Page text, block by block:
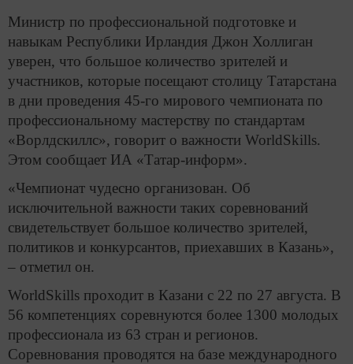
Министр по профессиональной подготовке и
навыкам Республики Ирландия Джон Холлиган
уверен, что большое количество зрителей и
участников, которые посещают столицу Татарстана
в дни проведения 45-го мирового чемпионата по
профессиональному мастерству по стандартам
«Ворлдскиллс», говорит о важности WorldSkills.
Этом сообщает ИА «Татар-информ».
«Чемпионат чудесно организован. Об
исключительной важности таких соревнований
свидетельствует большое количество зрителей,
политиков и конкурсантов, приехавших в Казань»,
– отметил он.
WorldSkills проходит в Казани с 22 по 27 августа. В
56 компетенциях соревнуются более 1300 молодых
профессионала из 63 стран и регионов.
Соревнования проводятся на базе международного